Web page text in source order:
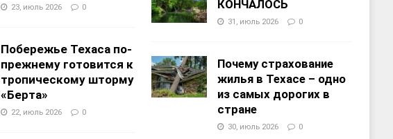
23, июль 2026 0
Побережье Техаса по-
прежнему готовится к
тропическому шторму
«Берта»
22, июль 2026 0
КОНЧАЛОСЬ
31, июль 2026 0
Почему страхование
жилья в Техасе – одно
из самых дорогих в
стране
30, июль 2026 0